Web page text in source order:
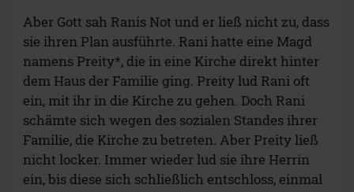
Aber Gott sah Ranis Not und er ließ nicht zu, dass
sie ihren Plan ausführte. Rani hatte eine Magd
namens Preity*, die in eine Kirche direkt hinter
dem Haus der Familie ging. Preity lud Rani oft
ein, mit ihr in die Kirche zu gehen. Doch Rani
schämte sich wegen des sozialen Standes ihrer
Familie, die Kirche zu betreten. Aber Preity ließ
nicht locker. Immer wieder lud sie ihre Herrin
ein, bis diese sich schließlich entschloss, einmal